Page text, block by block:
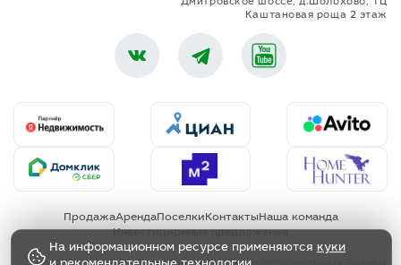
На информационном ресурсе применяются куки
Дмитровское шоссе, д.Шолохово, ТЦ
Каштановая роща 2 этаж
ПродажаАрендаПоселки КонтактыНаша команда
Инвестиционные предложения